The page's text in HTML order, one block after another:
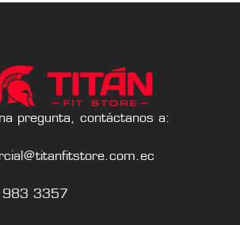
pregunta, contáctanos a:
983 3357